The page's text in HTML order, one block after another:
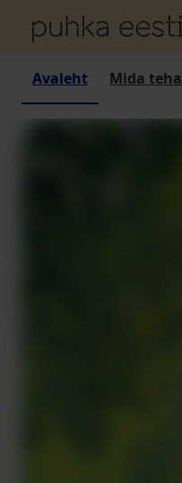
Avaleht Mida teha